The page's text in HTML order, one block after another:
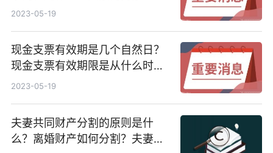
当自出票日起几日内提示付款？
2023-05-19
现金支票有效期是几个自然日？
现金支票有效期限是从什么时候
开始算起的？
2023-05-19
夫妻共同财产分割的原则是什
么？离婚财产如何分割？夫妻共